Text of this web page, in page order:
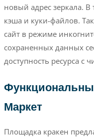
новый адрес зеркала. В
кэша и куки-файлов.
сайт в режиме
сохраненных данных
доступность ресурса с
Маркет
Площадка кракен